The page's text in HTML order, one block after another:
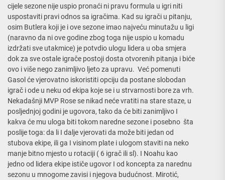
cijele sezone nije uspio pronaći ni pravu formula u igri niti
uspostaviti pravi odnos sa igračima. Kad su igrači u pitanju,
osim Butlera koji je i ove sezone imao najveću minutažu u ligi
(naravno da ni ove godine zbog toga nije uspio u komadu
izdržati sve utakmice) je potvdio ulogu lidera u oba smjera
dok za sve ostale igrače postoji dosta otvorenih pitanja i biće
ovo i više nego zanimljivo ljeto za upravu. Već pomenuti
Gasol će vjerovatno iskoristiti opciju da postane slobodan
igrač i ode u neku od ekipa koje se i u strvarnosti bore za vrh.
Nekadašnji MVP Rose se nikad neće vratiti na stare staze, u
posljednjoj godini je ugovora, tako da će biti zanimljivo I
kakva će mu uloga biti tokom naredne sezone i posebno šta
poslije toga: da li I dalje vjerovati da može biti jedan od
stubova ekipe, ili ga I visinom plate i ulogom staviti na neko
manje bitno mjesto u rotaciji ( 6 igrač ili sl). I Noahu kao
jedno od lidera ekipe ističe ugovor I od koncepta za narednu
sezonu u mnogome zavisi i njegova budućnost. Mirotić,